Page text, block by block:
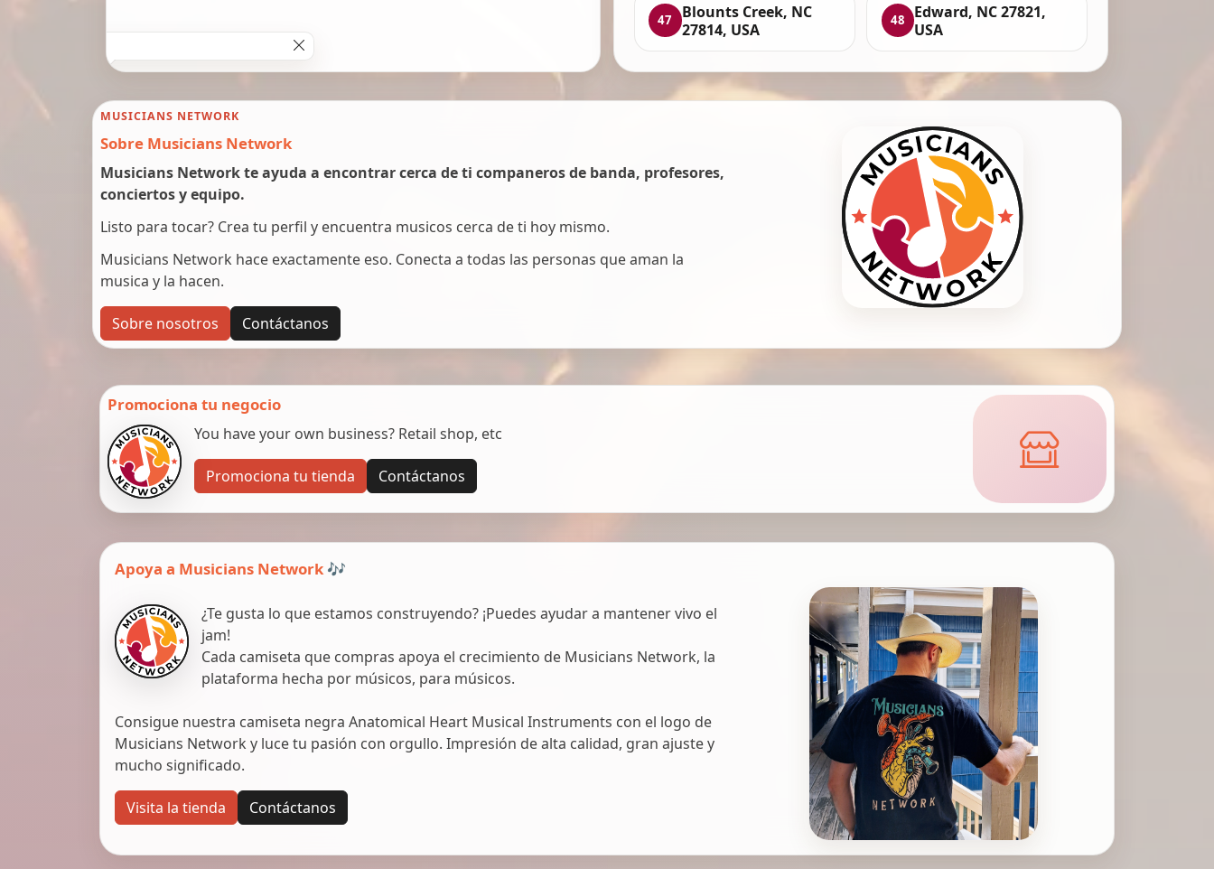
47
Blounts Creek, NC
27814, USA
48
Edward, NC 27821,
USA
MUSICIANS NETWORK
Sobre Musicians Network
Musicians Network te ayuda a encontrar cerca de ti companeros de banda, profesores,
conciertos y equipo.
Listo para tocar? Crea tu perfil y encuentra musicos cerca de ti hoy mismo.
Musicians Network hace exactamente eso. Conecta a todas las personas que aman la
musica y la hacen.
Sobre nosotros Contáctanos
Promociona tu negocio
You have your own business? Retail shop, etc
Promociona tu tienda Contáctanos
Apoya a Musicians Network 🎶
¿Te gusta lo que estamos construyendo? ¡Puedes ayudar a mantener vivo el
jam!
Cada camiseta que compras apoya el crecimiento de Musicians Network, la
plataforma hecha por músicos, para músicos.
Consigue nuestra camiseta negra Anatomical Heart Musical Instruments con el logo de
Musicians Network y luce tu pasión con orgullo. Impresión de alta calidad, gran ajuste y
mucho significado.
Visita la tienda Contáctanos